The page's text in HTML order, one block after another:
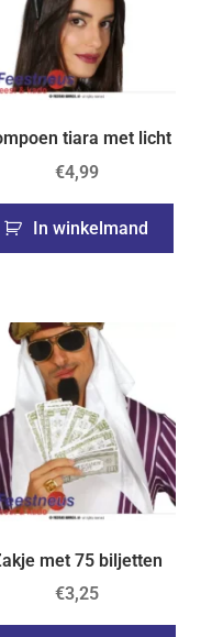
tiara met licht
€4,99
In winkelmand
met 75 biljetten
€3,25